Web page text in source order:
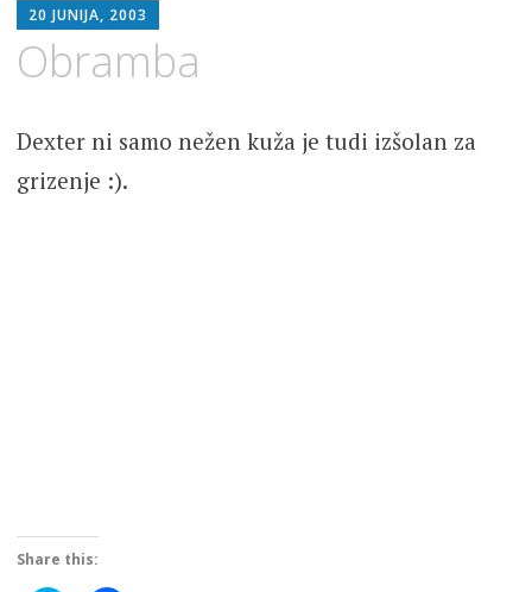
to
content
20 JUNIJA, 2003
Obramba
Dexter ni samo nežen kuža je tudi izšolan za
grizenje :).
Share this: